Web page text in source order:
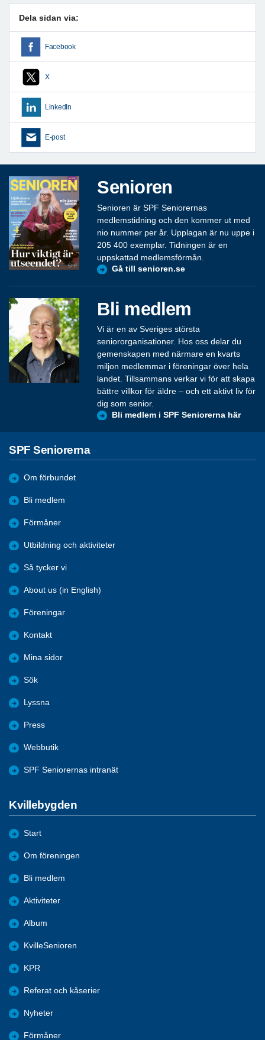
Dela sidan via:
Facebook
X
LinkedIn
E-post
Senioren
Senioren är SPF Seniorernas
medlemstidning och den kommer ut med
nio nummer per år. Upplagan är nu uppe i
205 400 exemplar. Tidningen är en
uppskattad medlemsförmån.
Gå till senioren.se
Bli medlem
Vi är en av Sveriges största
seniororganisationer. Hos oss delar du
gemenskapen med närmare en kvarts
miljon medlemmar i föreningar över hela
landet. Tillsammans verkar vi för att skapa
bättre villkor för äldre – och ett aktivt liv för
dig som senior.
Bli medlem i SPF Seniorerna här
SPF Seniorerna
Om förbundet
Bli medlem
Förmåner
Utbildning och aktiviteter
Så tycker vi
About us (in English)
Föreningar
Kontakt
Mina sidor
Sök
Lyssna
Press
Webbutik
SPF Seniorernas intranät
Kvillebygden
Start
Om föreningen
Bli medlem
Aktiviteter
Album
KvilleSenioren
KPR
Referat och kåserier
Nyheter
Förmåner